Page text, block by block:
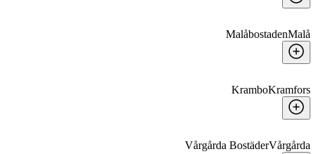
MalåbostadenMalå
KramboKramfors
Vårgårda BostäderVårgårda